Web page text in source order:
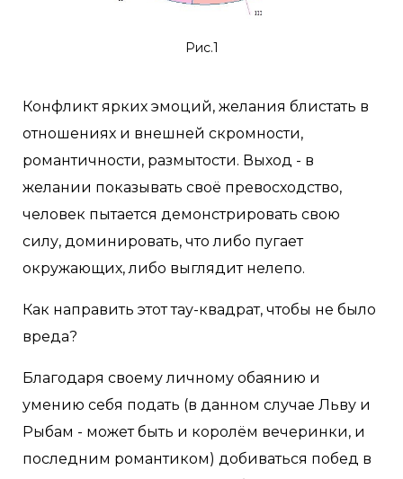
Рис.1
Конфликт ярких эмоций, желания блистать в
отношениях и внешней скромности,
романтичности, размытости. Выход - в
желании показывать своё превосходство,
человек пытается демонстрировать свою
силу, доминировать, что либо пугает
окружающих, либо выглядит нелепо.
Как направить этот тау-квадрат, чтобы не было
вреда?
Благодаря своему личному обаянию и
умению себя подать (в данном случае Льву и
Рыбам - может быть и королём вечеринки, и
последним романтиком) добиваться побед в